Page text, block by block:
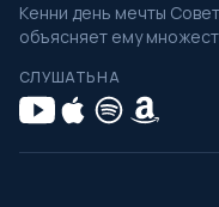
Кенни день мечты
объясняет ему
СЛУШАТЬ НА